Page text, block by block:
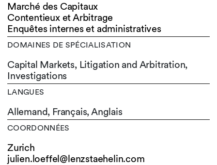
Marché des Capitaux
Contentieux et Arbitrage
Enquêtes internes et administratives
DOMAINES DE SPÉCIALISATION
Capital Markets, Litigation and Arbitration,
Investigations
LANGUES
Allemand, Français,Anglais
COORDONNÉES
Zurich
julien.loeffel@lenzstaehelin.com